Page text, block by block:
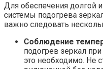
Для обеспечения долгой
системы подогрева
важно следовать
Соблюдение
подогрев зеркал
это необходимо. Не